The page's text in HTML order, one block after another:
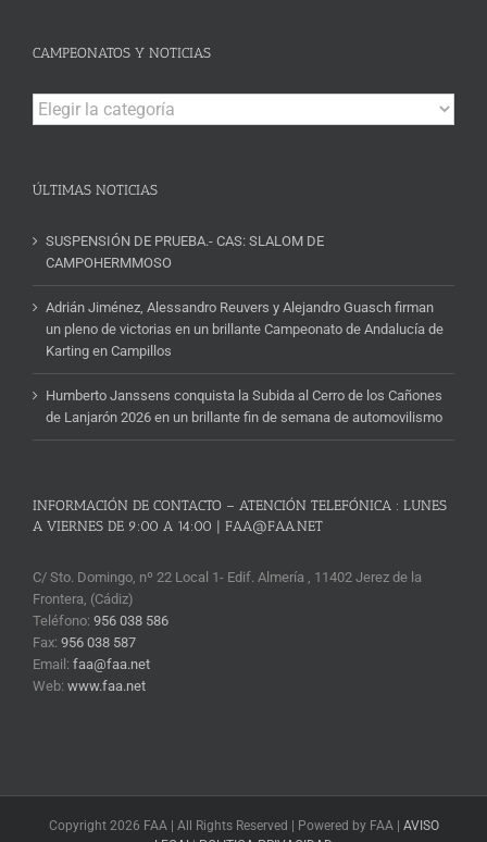
CAMPEONATOS Y NOTICIAS
Campeonatos
y
ÚLTIMAS NOTICIAS
SUSPENSIÓN DE PRUEBA.- CAS: SLALOM DE
CAMPOHERMMOSO
Adrián Jiménez, Alessandro Reuvers y Alejandro Guasch firman
un pleno de victorias en un brillante Campeonato de Andalucía de
Karting en Campillos
Humberto Janssens conquista la Subida al Cerro de los Cañones
de Lanjarón 2026 en un brillante fin de semana de automovilismo
INFORMACIÓN DE CONTACTO – ATENCIÓN TELEFÓNICA : LUNES
A VIERNES DE 9:00 A 14:00 | FAA@FAA.NET
C/ Sto. Domingo, nº 22 Local 1- Edif. Almería , 11402 Jerez de la
Frontera, (Cádiz)
Teléfono: 956 038 586
Fax: 956 038 587
Email: faa@faa.net
Web: www.faa.net
Copyright 2026 FAA | All Rights Reserved | Powered by FAA | AVISO